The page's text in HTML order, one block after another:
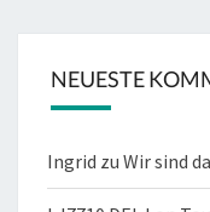
NEUESTE
Ingrid zu Wir sind